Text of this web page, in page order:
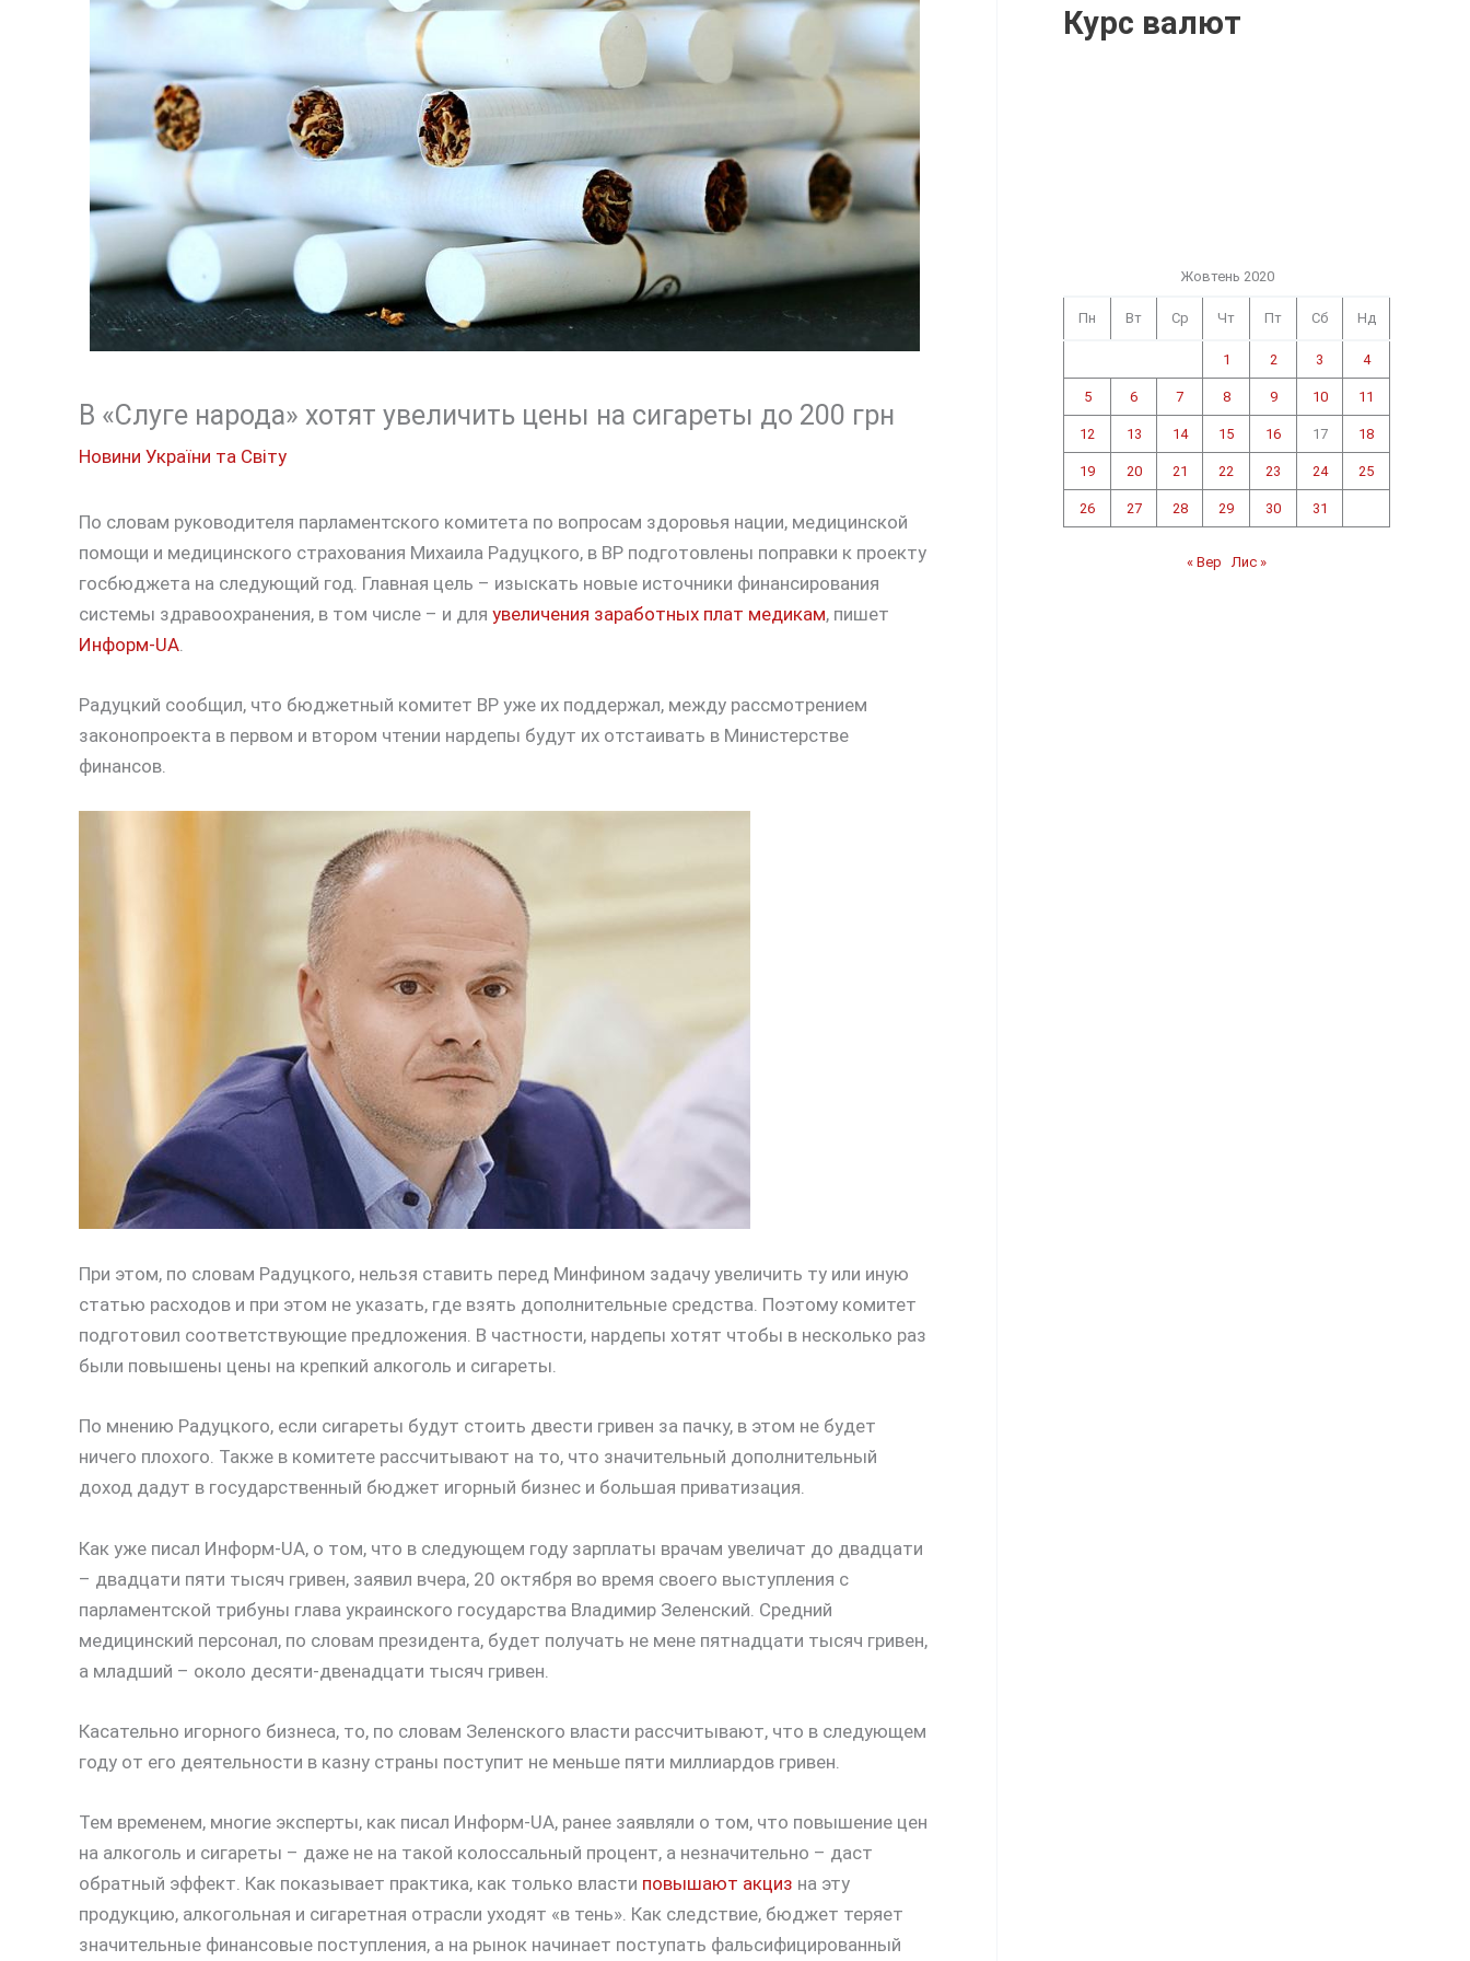
В «Слуге народа» хотят увеличить цены на сигареты до 200 грн
Новини України та Світу
По словам руководителя парламентского комитета по вопросам здоровья нации, медицинской
помощи и медицинского страхования Михаила Радуцкого, в ВР подготовлены поправки к проекту
госбюджета на следующий год. Главная цель – изыскать новые источники финансирования
системы здравоохранения, в том числе – и для увеличения заработных плат медикам, пишет
Информ-UA
Радуцкий сообщил, что бюджетный комитет ВР уже их поддержал, между рассмотрением
законопроекта в первом и втором чтении нардепы будут их отстаивать в Министерстве
финансов.
При этом, по словам Радуцкого, нельзя ставить перед Минфином задачу увеличить ту или иную
статью расходов и при этом не указать, где взять дополнительные средства. Поэтому комитет
подготовил соответствующие предложения. В частности, нардепы хотят чтобы в несколько раз
были повышены цены на крепкий алкоголь и сигареты.
По мнению Радуцкого, если сигареты будут стоить двести гривен за пачку, в этом не будет
ничего плохого. Также в комитете рассчитывают на то, что значительный дополнительный
доход дадут в государственный бюджет игорный бизнес и большая приватизация.
Как уже писал Информ-UA, о том, что в следующем году зарплаты врачам увеличат до двадцати
– двадцати пяти тысяч гривен, заявил вчера, 20 октября во время своего выступления с
парламентской трибуны глава украинского государства Владимир Зеленский. Средний
медицинский персонал, по словам президента, будет получать не мене пятнадцати тысяч гривен,
а младший – около десяти-двенадцати тысяч гривен.
Касательно игорного бизнеса, то, по словам Зеленского власти рассчитывают, что в следующем
году от его деятельности в казну страны поступит не меньше пяти миллиардов гривен.
Тем временем, многие эксперты, как писал Информ-UA, ранее заявляли о том, что повышение цен
на алкоголь и сигареты – даже не на такой колоссальный процент, а незначительно – даст
обратный эффект. Как показывает практика, как только власти повышают акциз на эту
продукцию, алкогольная и сигаретная отрасли уходят «в тень». Как следствие, бюджет теряет
значительные финансовые поступления, а на рынок начинает поступать фальсифицированный
Курс валют
Жовтень 2020
Пн Вт Ср Чт Пт Сб Нд
1 2 3 4
5 6 7 8 9 10 11
12 13 14 15 16 17 18
19 20 21 22 23 24 25
26 27 28 29 30 31
« Вер Лис »